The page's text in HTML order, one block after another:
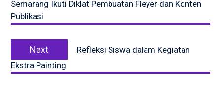
Semarang Ikuti Diklat Pembuatan Fleyer dan Konten
Publikasi
Next
post:
Refleksi Siswa dalam Kegiatan
Ekstra Painting